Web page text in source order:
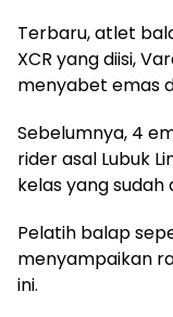
Terbaru, atlet
XCR yang diisi,
menyabet emas
Sebelumnya, 4
rider asal Lubuk
kelas yang sudah
Pelatih balap
menyampaikan
ini.